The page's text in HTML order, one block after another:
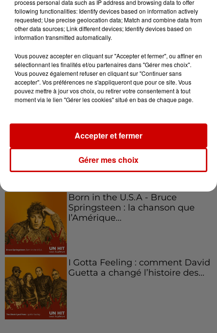
Podcasts
Kelly Massol, figure
emblématique de
l'entrepreneuriat féminin
Aménager un school bus au
Canada et accueillir les bleus à
Born in the U.S.A - Bruce
Springsteen : la chanson que
l’Amérique...
I Gotta Feeling : comment David
Guetta a changé l’histoire des...
process personal data such as IP address and browsing data to offer
following functionalities: Identify devices based on information actively
requested; Use precise geolocation data; Match and combine data from
other data sources; Link different devices; Identify devices based on
information transmitted automatically.
Vous pouvez accepter en cliquant sur "Accepter et fermer", ou affiner en
sélectionnant les finalités et/ou partenaires dans "Gérer mes choix".
Vous pouvez également refuser en cliquant sur "Continuer sans
accepter". Vos préférences ne s'appliqueront que pour ce site. Vous
pouvez mettre à jour vos choix, ou retirer votre consentement à tout
moment via le lien "Gérer les cookies" situé en bas de chaque page.
Gérer mes choix
Accepter et fermer